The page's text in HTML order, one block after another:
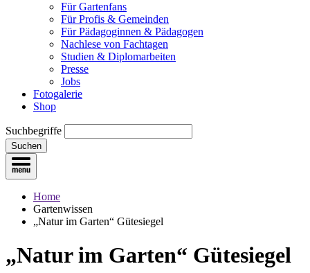
Für Gartenfans
Für Profis & Gemeinden
Für Pädagoginnen & Pädagogen
Nachlese von Fachtagen
Studien & Diplomarbeiten
Presse
Jobs
Fotogalerie
Shop
Suchbegriffe
Suchen
Home
Gartenwissen
„Natur im Garten“ Gütesiegel
„Natur im Garten“ Gütesiegel